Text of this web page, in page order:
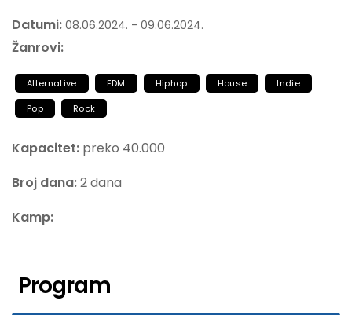
Datumi: 08.06.2024. - 09.06.2024.
Žanrovi:
Alternative EDM Hiphop House
Indie
Pop
Rock
Kapacitet: preko 40.000
Broj dana:2 dana
Kamp:
Program